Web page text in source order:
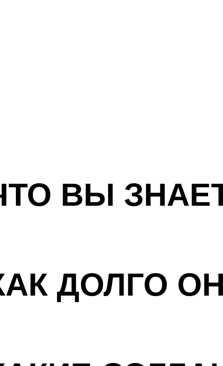
ВЫ
ДОЛГО